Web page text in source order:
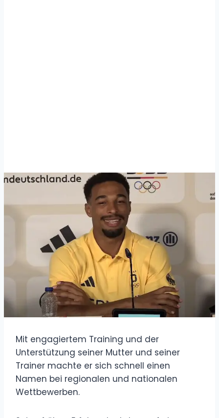
Mit engagiertem Training und der
Unterstützung seiner Mutter und seiner
Trainer machte er sich schnell einen
Namen bei regionalen und nationalen
Wettbewerben.